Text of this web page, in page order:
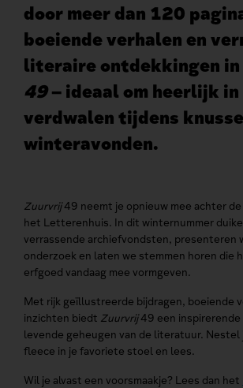
door meer dan 120
boeiende verhalen en
literaire ontdekkingen in
49– ideaal om heerlijk
verdwalen tijdens knusse
winteravonden.
Zuurvrij49 neemt je opnieuw mee achter de
het Letterenhuis. In dit winternummer
verrassende archiefvondsten, presenteren
onderzoek en laten we stemmen horen die
erfgoed vandaag mee vormgeven.
Met rijk geïllustreerde bijdragen, boeiende
inzichten biedt Zuurvrij49 een inspirerende
levende geheugen van de literatuur. Nestel
fleece in je favoriete stoel en lees.
Wil je alvast een voorsmaakje? Lees dan het